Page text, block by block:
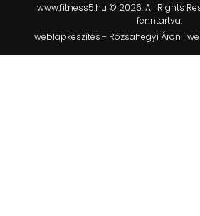
www.fitness5.hu © 2026. All Rights
fenntartva.
weblapkészítés - Rózsahegyi Áron |